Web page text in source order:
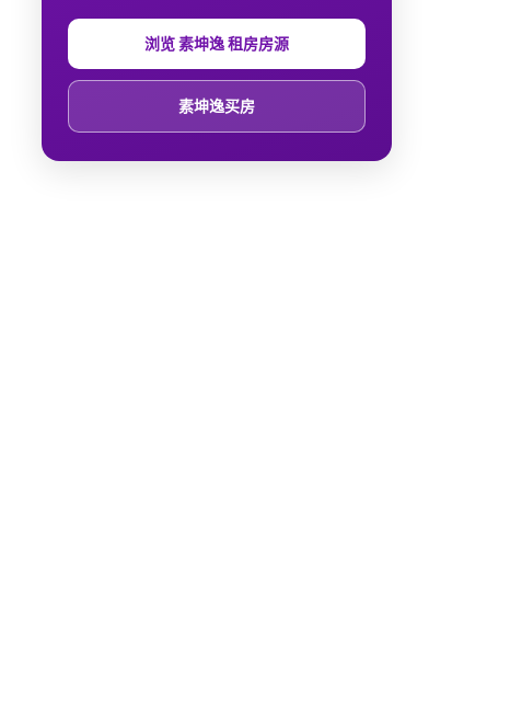
浏览 素坤逸 租房房源
素坤逸买房